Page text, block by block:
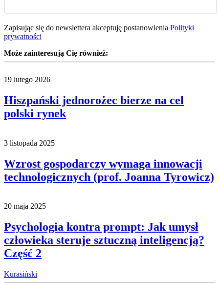
Zapisując się do newslettera akceptuję postanowienia Polityki
prywatności
Może zainteresują Cię również:
19 lutego 2026
Hiszpański jednorożec bierze na cel
polski rynek
3 listopada 2025
Wzrost gospodarczy wymaga innowacji
technologicznych (prof. Joanna Tyrowicz)
20 maja 2025
Psychologia kontra prompt: Jak umysł
człowieka steruje sztuczną inteligencją?
Część 2
Kurasiński